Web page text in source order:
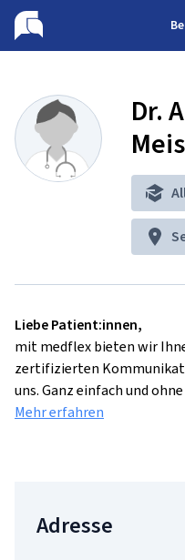
B
Dr.
Liebe Patient:innen,
mit medflex bieten wir
zertifizierten
uns. Ganz einfach und
Mehr erfahren
Adresse